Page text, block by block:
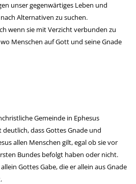
unser gegenwärtiges Leben und
Alternativen zu suchen.
wenn sie mit Verzicht verbunden zu
Menschen auf Gott und seine Gnade
Gemeinde in Ephesus
dass Gottes Gnade und
allen Menschen gilt, egal ob sie vor
Bundes befolgt haben oder nicht.
Gottes Gabe, die er allein aus Gnade